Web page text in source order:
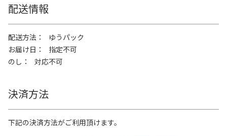
配送情報
配送方法
ゆうパック
お届け日
指定不可
のし
対応不可
決済方法
下記の決済方法がご利用頂けます。